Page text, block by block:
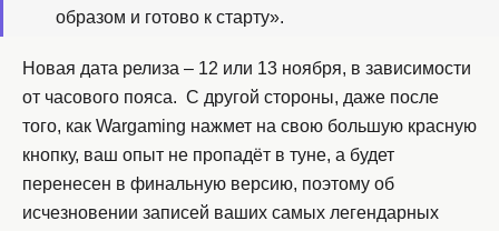
образом и готово к старту».
Новая дата релиза – 12 или 13 ноября, в зависимости
от часового пояса. С другой стороны, даже после
того, как Wargaming нажмет на свою большую красную
кнопку, ваш опыт не пропадёт в туне, а будет
перенесен в финальную версию, поэтому об
исчезновении записей ваших самых легендарных